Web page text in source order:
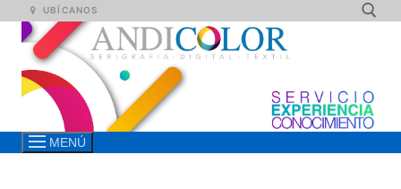
contenido
UBÍCANOS
MENÚ